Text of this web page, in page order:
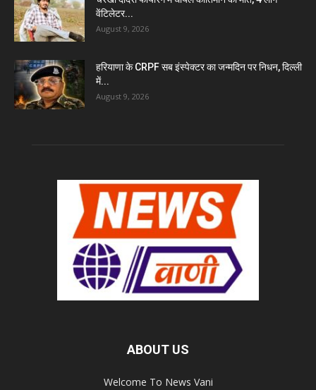
वेंटिलेटर...
August 9, 2026
हरियाणा के CRPF सब इंस्पेक्टर का जन्मदिन पर निधन, दिल्ली
में...
August 9, 2026
ABOUT US
Welcome To News Vani